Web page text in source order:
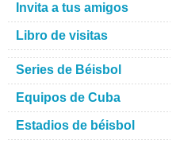
Invita a tus amigos
Libro de visitas
Series de Béisbol
Equipos de Cuba
Estadios de béisbol